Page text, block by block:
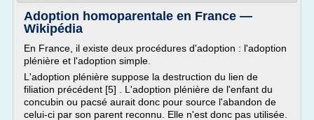
Adoption homoparentale en France —
Wikipédia
En France, il existe deux procédures d'adoption : l'adoption
plénière et l'adoption simple.
L'adoption plénière suppose la destruction du lien de
filiation précédent [5] . L'adoption plénière de l'enfant du
concubin ou pacsé aurait donc pour source l'abandon de
celui-ci par son parent reconnu. Elle n'est donc pas utilisée.